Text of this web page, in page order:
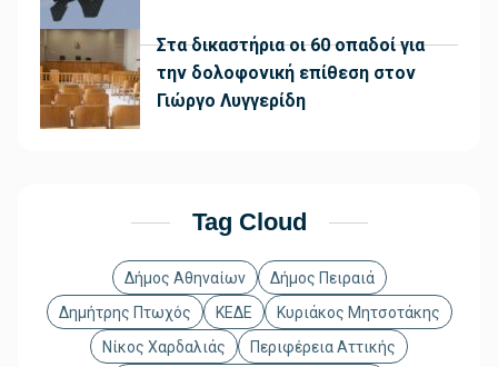
Στα δικαστήρια οι 60 οπαδοί για
την δολοφονική επίθεση στον
Γιώργο Λυγγερίδη
Tag Cloud
Δήμος Αθηναίων
Δήμος Πειραιά
Δημήτρης Πτωχός
ΚΕΔΕ
Κυριάκος Μητσοτάκης
Νίκος Χαρδαλιάς
Περιφέρεια Αττικής